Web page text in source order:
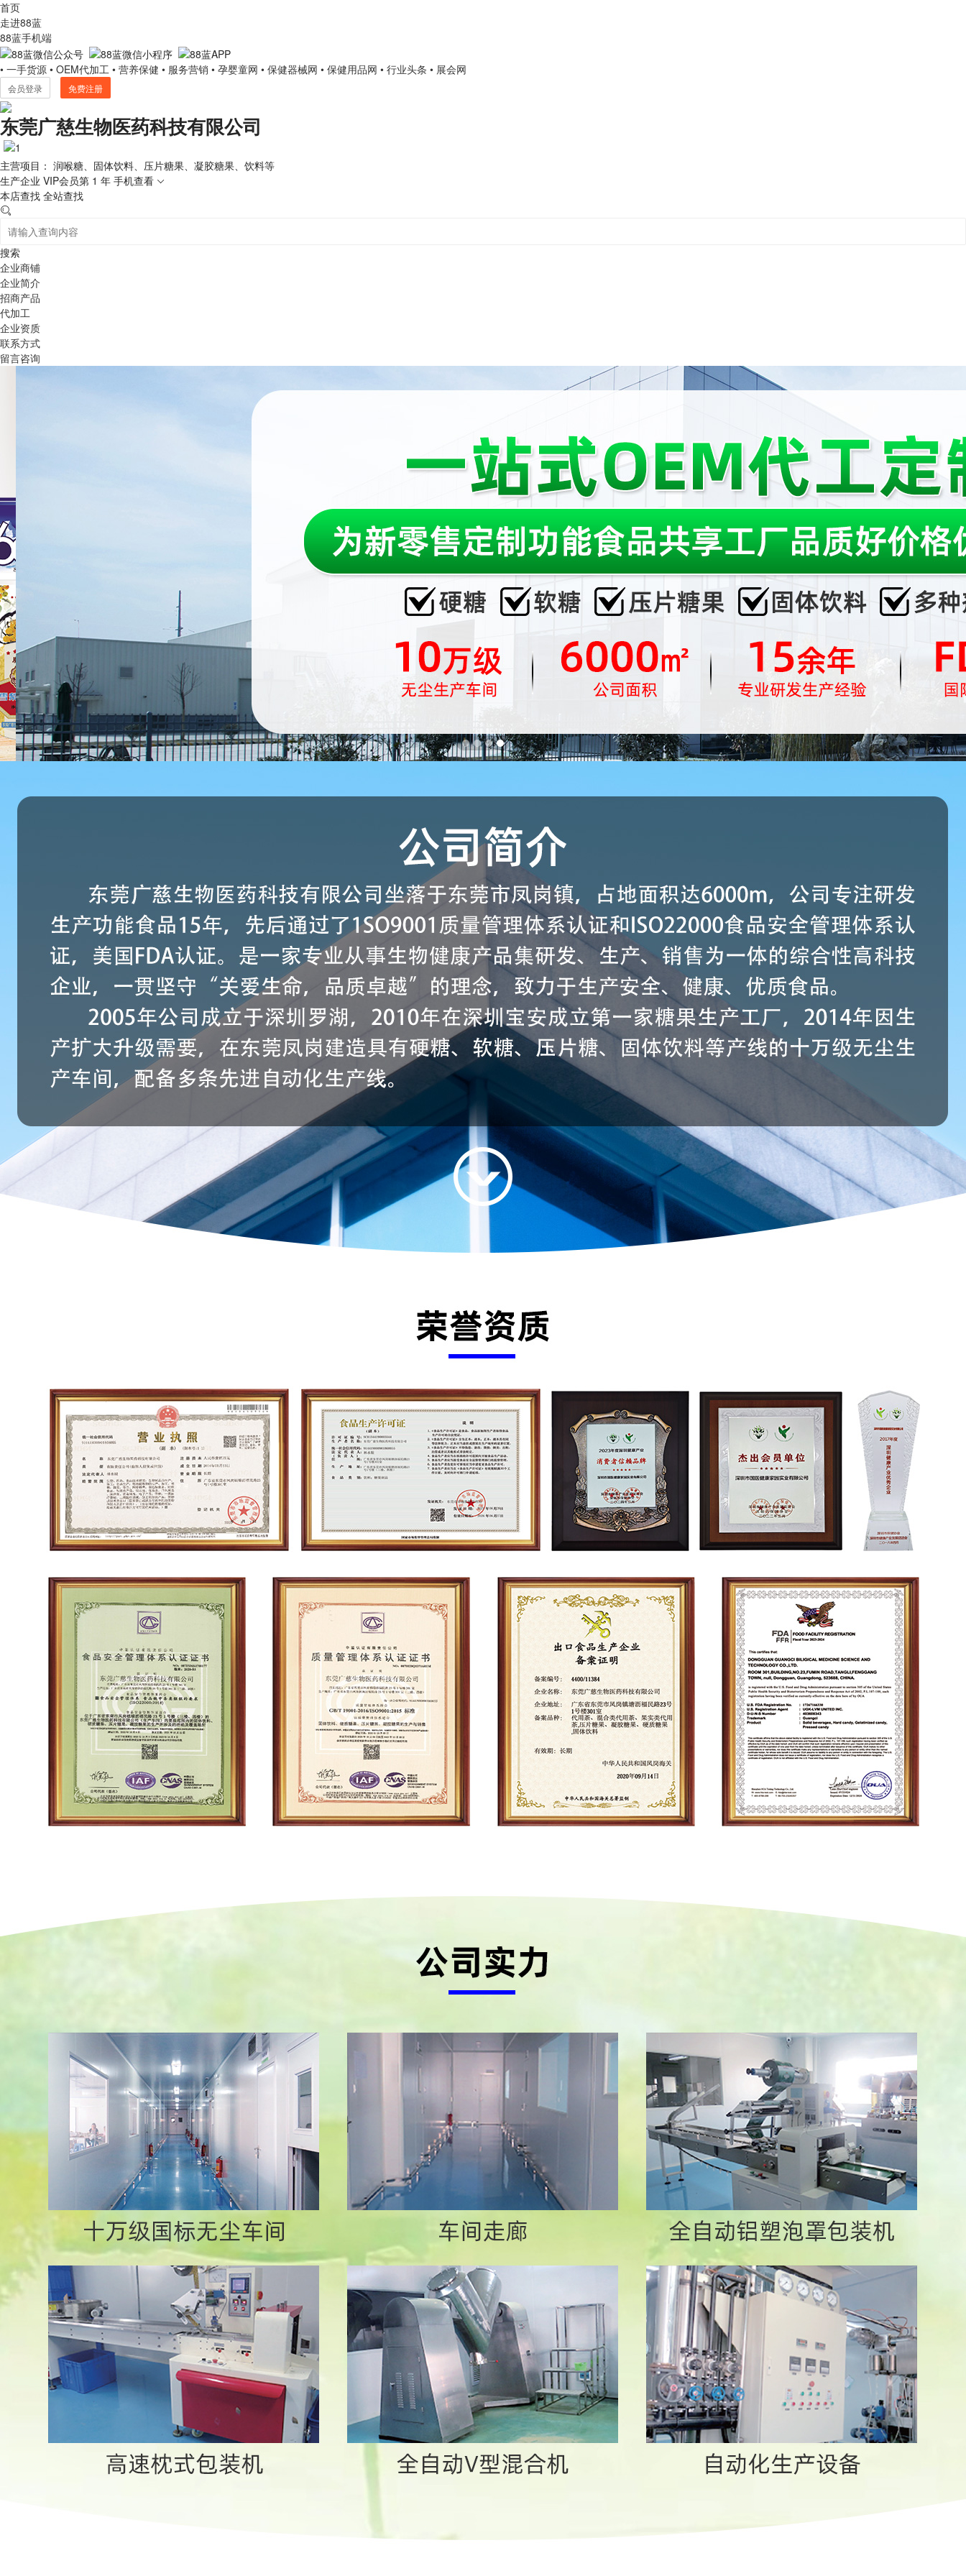
首页
走进88蓝
88蓝手机端
• 一手货源 • OEM代加工 • 营养保健 • 服务营销 • 孕婴童网 • 保健器械网 • 保健用品网 • 行业头条 • 展会网
会员登录 免费注册
东莞广慈生物医药科技有限公司
主营项目： 润喉糖、固体饮料、压片糖果、凝胶糖果、饮料等
生产企业 VIP会员第 1 年 手机查看
本店查找 全站查找
搜索
企业商铺
企业简介
招商产品
代加工
企业资质
联系方式
留言咨询